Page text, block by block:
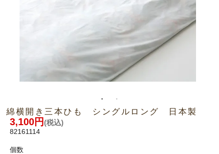
綿横開き三本ひも シングルロング 日本製
3,100円(税込)
82161114
個数